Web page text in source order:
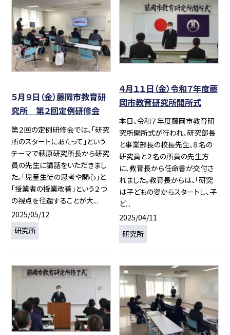
５月９日（金）藤岡市教育研
究所 第２回定例研修会
第２回の定例研修会では、「研究
所のスタートにあたって」という
テーマで萩原研究所長から研究
員の先生に講話をいただきまし
た。「児童生徒の思考や関心」と
「授業者の授業改善」という２つ
の視点を往還することが大...
2025/05/12
研究所
４月１１日（金）令和７年度藤
岡市教育研究所開所式
本日、令和７年度藤岡市教育研
究所開所式が行われ、研究部長
と事業部長の校長先生、８名の
研究員と２名の所員の先生方
に、教育長から任命書が交付さ
れました。教育長からは、「研究
は子どもの姿からスタートし、子
ど...
2025/04/11
研究所